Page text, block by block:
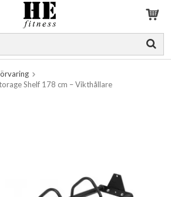
Shelf 178 cm – Vikthållare